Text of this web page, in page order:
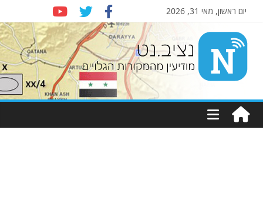
יום ראשון, מאי 31, 2026
Nziv.net
מודיעין
מהמקורות